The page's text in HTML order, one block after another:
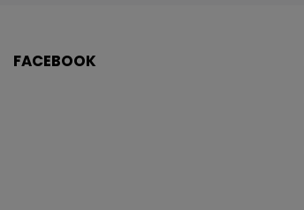
FACEBOOK